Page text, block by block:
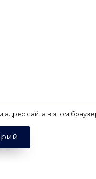
адрес сайта в этом